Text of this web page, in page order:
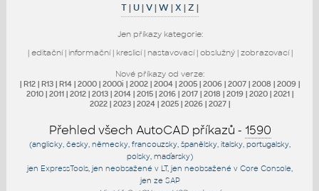
T| U|V|W|X |Z |
Jen příkazy kategorie:
| editační| informační| kreslicí| nastavovací| obslužný| zobrazovací|
Nové příkazy od verze:
| R12 | R13 | R14 | 2000 | 2000i | 2002 | 2004 | 2005 | 2006 | 2007 | 2008 | 2009 |
2010 | 2011 | 2012 | 2013 | 2014 | 2015 | 2016 | 2017 | 2018 | 2019 | 2020 | 2021 |
2022 | 2023 | 2024 | 2025 | 2026 | 2027 |
Přehled všech AutoCAD příkazů - 1590
(anglicky, česky, německy, francouzsky, španělsky, italsky, portugalsky,
polsky, maďarsky)
jen ExpressTools , jen neobsažené v LT, jen neobsažené v Core Console
jen ze SAP